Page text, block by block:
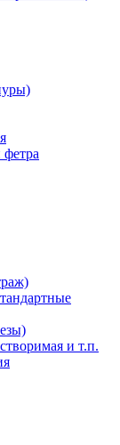
и т.п.